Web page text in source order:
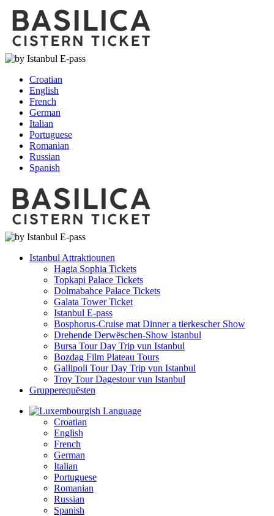
Croatian
English
French
German
Italian
Portuguese
Romanian
Russian
Spanish
Istanbul Attraktiounen
Hagia Sophia Tickets
Topkapi Palace Tickets
Dolmabahce Palace Tickets
Galata Tower Ticket
Istanbul E-pass
Bosphorus-Cruise mat Dinner a tierkescher Show
Drehende Derwëschen-Show Istanbul
Bursa Tour Day Trip vun Istanbul
Bozdag Film Plateau Tours
Gallipoli Tour Day Trip vun Istanbul
Troy Tour Dagestour vun Istanbul
Grupperequësten
Language
Croatian
English
French
German
Italian
Portuguese
Romanian
Russian
Spanish